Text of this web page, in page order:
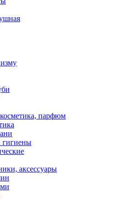
парфюм
гигиены
аксессуары